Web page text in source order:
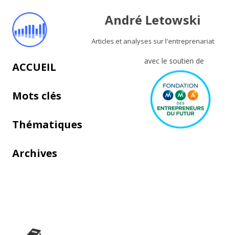
André Letowski
Articles et analyses sur l'entreprenariat
avec le soutien de
Aller au contenu principal
ACCUEIL
Mots clés
Thématiques
Archives